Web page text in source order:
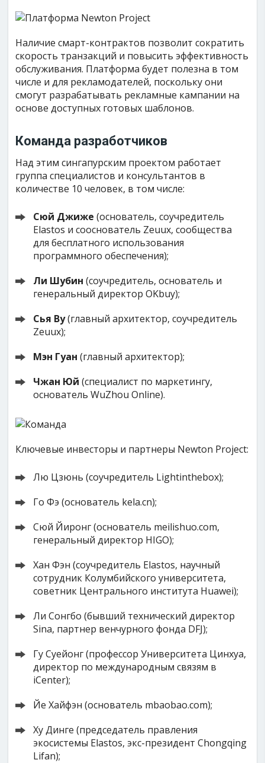
Наличие смарт-контрактов позволит сократить
скорость транзакций и повысить эффективность
обслуживания. Платформа будет полезна в том
числе и для рекламодателей, поскольку они
смогут разрабатывать рекламные кампании на
основе доступных готовых шаблонов.
Команда разработчиков
Над этим сингапурским проектом работает
группа специалистов и консультантов в
количестве 10 человек, в том числе:
Сюй Джиже (основатель, соучредитель
Elastos и сооснователь Zeuux, сообщества
для бесплатного использования
программного обеспечения);
Ли Шубин (соучредитель, основатель и
генеральный директор OKbuy);
Сья Ву(главный архитектор, соучредитель
Zeuux);
Мэн Гуан (главный архитектор);
Чжан Юй (специалист по маркетингу,
основатель WuZhou Online).
Ключевые инвесторы и партнеры Newton Project:
Лю Цзюнь (соучредитель Lightinthebox);
Го Фэ (основатель kela.cn);
Сюй Йиронг (основатель meilishuo.com,
генеральный директор HIGO);
Хан Фэн (соучредитель Elastos, научный
сотрудник Колумбийского университета,
советник Центрального института Huawei);
Ли Сонгбо (бывший технический директор
Sina, партнер венчурного фонда DFJ);
Гу Суейонг (профессор Университета Цинхуа,
директор по международным связям в
iCenter);
Йе Хайфэн (основатель mbaobao.com);
Ху Динге (председатель правления
экосистемы Elastos, экс-президент Chongqing
Lifan);